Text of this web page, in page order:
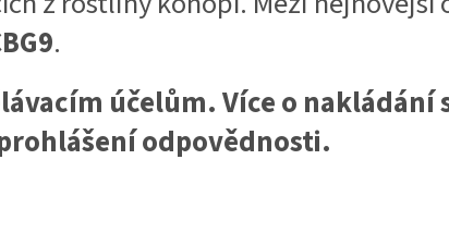
.
účelům. Více o
odpovědnosti.